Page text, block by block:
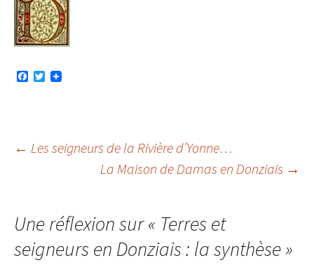
o
k
T
r
Navigation
articles
← Les seigneurs de la Rivière d’Yonne…
La Maison de Damas en Donziais →
Une réflexion sur « Terres et
seigneurs en Donziais : la synthèse»